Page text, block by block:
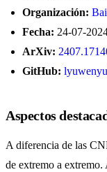
Organización:
Fecha: 24-07-
ArXiv:
GitHub:
Aspectos
A diferencia de las
de extremo a extremo.